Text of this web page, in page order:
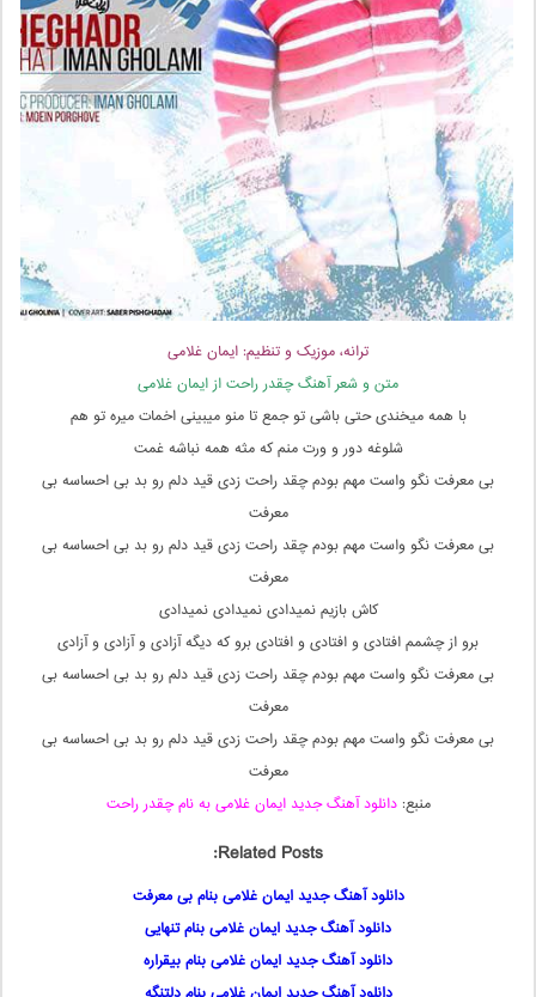
ترانه، موزیک و تنظیم: ایمان غلامی
متن و شعر آهنگ چقدر راحت از ایمان غلامی
با همه میخندی حتی باشی تو جمع تا منو میبینی اخمات میره تو هم
شلوغه دور و ورت منم که مثه همه نباشه غمت
بی معرفت نگو واست مهم بودم چقد راحت زدی قید دلم رو بد بی احساسه بی
معرفت
بی معرفت نگو واست مهم بودم چقد راحت زدی قید دلم رو بد بی احساسه بی
معرفت
کاش بازیم نمیدادی نمیدادی نمیدادی
برو از چشمم افتادی و افتادی و افتادی برو که دیگه آزادی و آزادی و آزادی
بی معرفت نگو واست مهم بودم چقد راحت زدی قید دلم رو بد بی احساسه بی
معرفت
بی معرفت نگو واست مهم بودم چقد راحت زدی قید دلم رو بد بی احساسه بی
معرفت
منبع:دانلود آهنگ جدید ایمان غلامی به نام چقدر راحت
Related Posts:
دانلود آهنگ جدید ایمان غلامی بنام بی معرفت
دانلود آهنگ جدید ایمان غلامی بنام تنهایی
دانلود آهنگ جدید ایمان غلامی بنام بیقراره